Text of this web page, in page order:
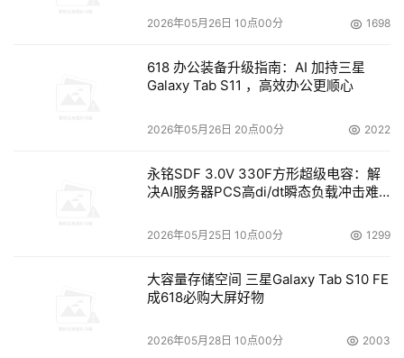
2026年05月26日 10点00分 1698
618 办公装备升级指南：AI 加持三星
Galaxy Tab S11 ，高效办公更顺心
2026年05月26日 20点00分 2022
永铭SDF 3.0V 330F方形超级电容：解
决AI服务器PCS高di/dt瞬态负载冲击难
2026年05月25日 10点00分 1299
大容量存储空间 三星Galaxy Tab S10 FE
成618必购大屏好物
2026年05月28日 10点00分 2003